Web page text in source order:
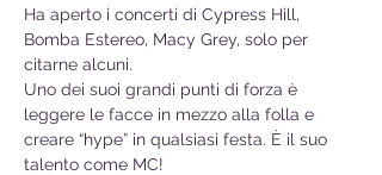
Ha aperto i concerti di Cypress Hill,
Bomba Estereo, Macy Grey, solo per
citarne alcuni.
Uno dei suoi grandi punti di forza è
leggere le facce in mezzo alla folla e
creare “hype” in qualsiasi festa. È il suo
talento come MC!